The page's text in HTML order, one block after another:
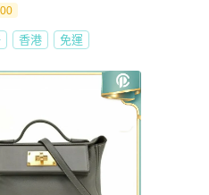
香港 免運